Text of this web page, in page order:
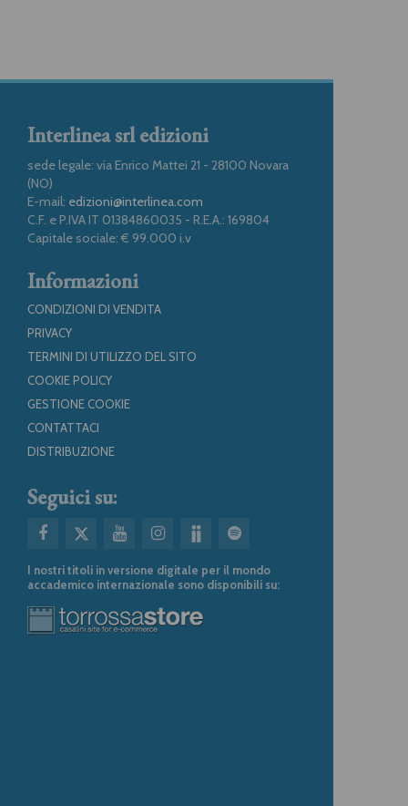
Interlinea srl edizioni
sede legale: via Enrico Mattei 21 - 28100 Novara
(NO)
E-mail: edizioni@interlinea.com
C.F. e P.IVA IT 01384860035 - R.E.A.: 169804
Capitale sociale: € 99.000 i.v
Informazioni
CONDIZIONI DI VENDITA
PRIVACY
TERMINI DI UTILIZZO DEL SITO
COOKIE POLICY
GESTIONE COOKIE
CONTATTACI
DISTRIBUZIONE
Seguici su:
I nostri titoli in versione digitale per il mondo
accademico internazionale sono disponibili su: